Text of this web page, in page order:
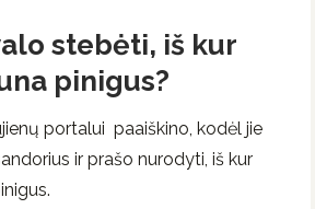
stebėti, iš kur
pinigus?
portalui paaiškino, kodėl jie
ir prašo nurodyti, iš kur